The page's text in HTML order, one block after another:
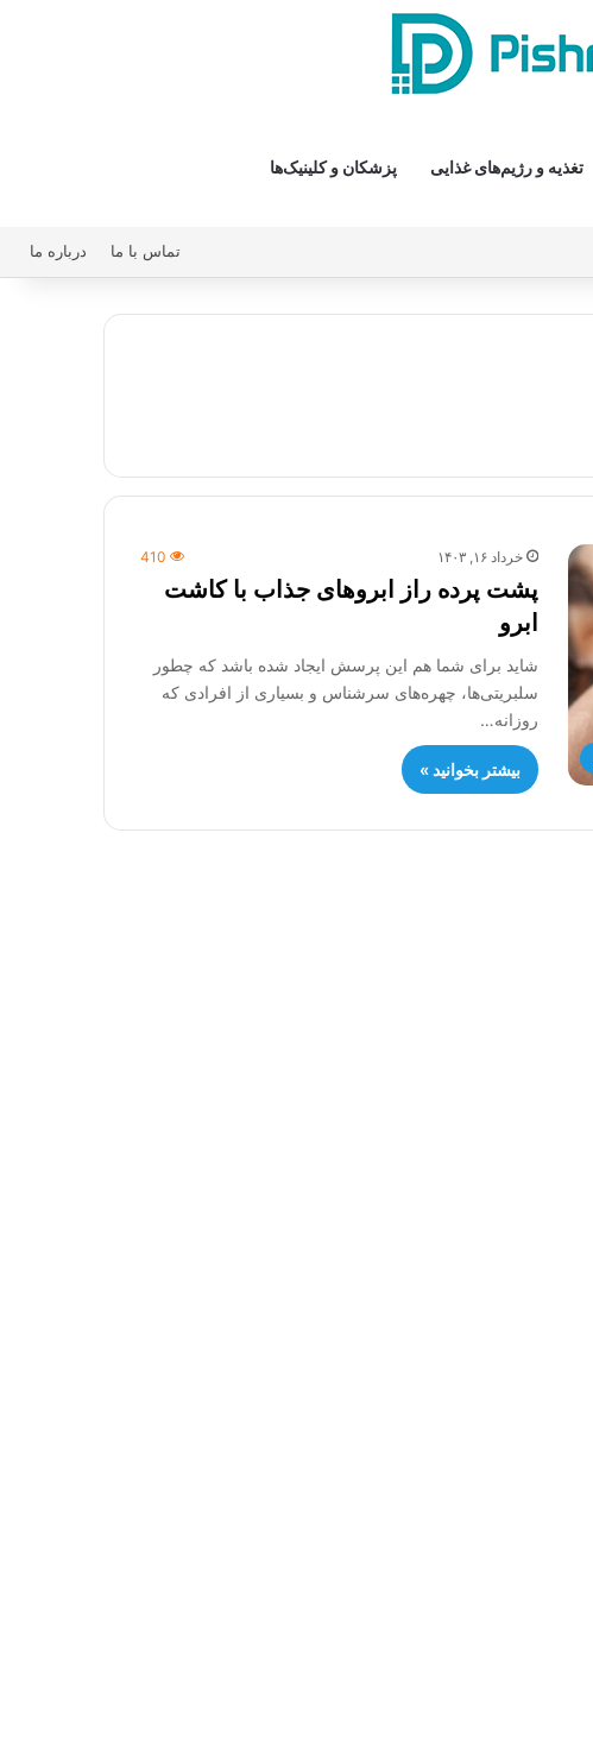
تغذیه و رژیم‌های غذایی پزشکان و کلینیک‌ها
تماس با ما درباره ما
خرداد ۱۶, ۱۴۰۳ 410
پشت پرده راز ابروهای جذاب با کاشت
ابرو
شاید برای شما هم این پرسش ایجاد شده باشد که چطور
سلبریتی‌ها، چهره‌های سرشناس و بسیاری از افرادی که
روزانه…
بیشتر بخوانید »